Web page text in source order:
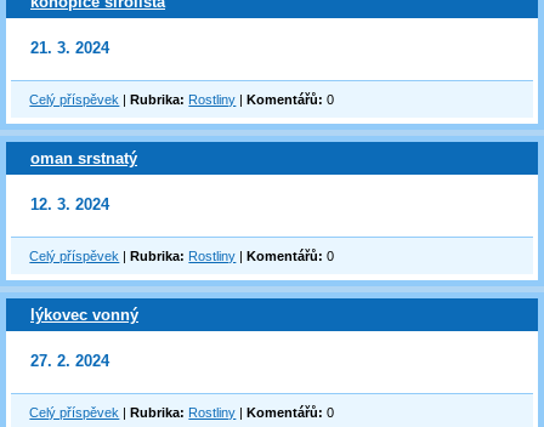
21. 3. 2024
Celý příspěvek |Rubrika: Rostliny |Komentářů: 0
oman srstnatý
12. 3. 2024
Celý příspěvek |Rubrika: Rostliny |Komentářů: 0
lýkovec vonný
27. 2. 2024
Celý příspěvek |Rubrika: Rostliny |Komentářů: 0